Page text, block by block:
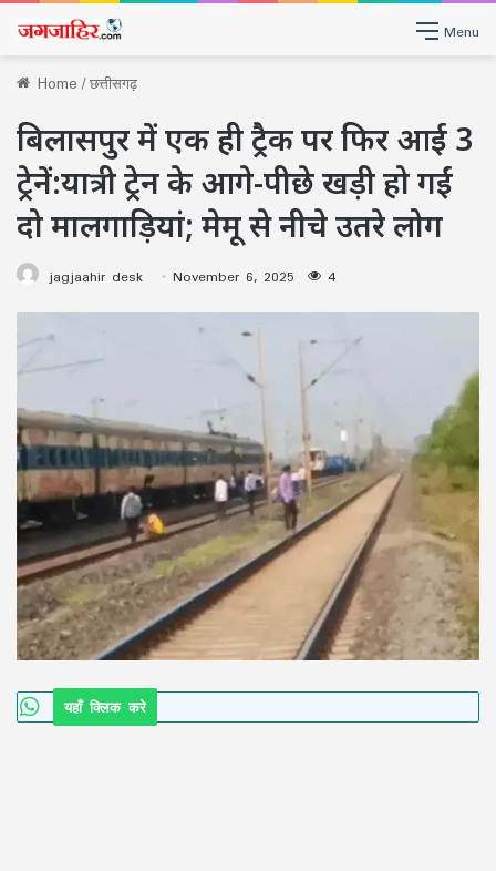
Menu
Home/छत्तीसगढ़
बिलासपुर में एक ही ट्रैक पर फिर आई 3
ट्रेनें:यात्री ट्रेन के आगे-पीछे खड़ी हो गईं
दो मालगाड़ियां; मेमू से नीचे उतरे लोग
jagjaahir desk November 6, 2025 4
यहाँ क्लिक करे